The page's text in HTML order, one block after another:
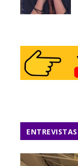
ENTREVISTAS